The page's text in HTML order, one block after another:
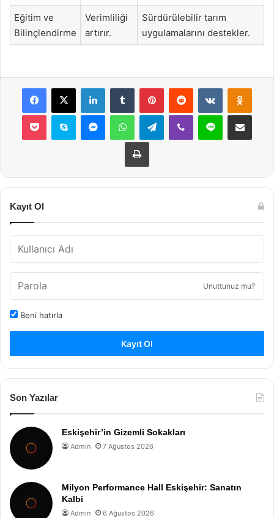
Eğitim ve
Bilinçlendirme
Verimliliği
artırır.
Sürdürülebilir tarım
uygulamalarını destekler.
Facebook
X LinkedInTumblr PinterestReddit VKontakte
Pocket Skype MessengerWhatsAppTelegramViber Line E-Posta ile
Yazdır
Kayıt Ol
Unuttunuz mu?
Beni hatırla
Kayıt Ol
Son Yazılar
Eskişehir’in Gizemli Sokakları
Admin 7 Ağustos 2026
Milyon Performance Hall Eskişehir: Sanatın
Kalbi
Admin 6 Ağustos 2026